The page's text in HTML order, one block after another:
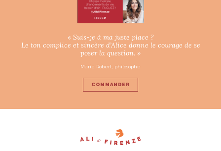
« Suis-je à ma juste place ?
Le ton complice et sincère d’Alice donne le courage de se
poser la question. »
Marie Robert, philosophe
COMMANDER